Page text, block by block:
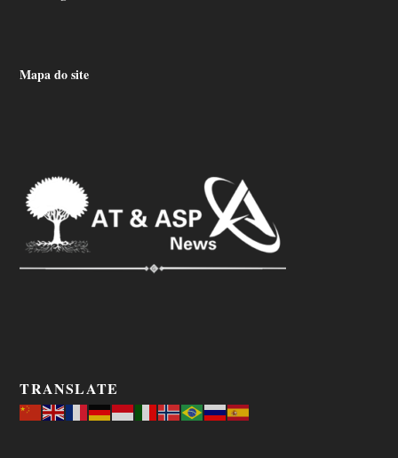
Mapa do site
TRANSLATE